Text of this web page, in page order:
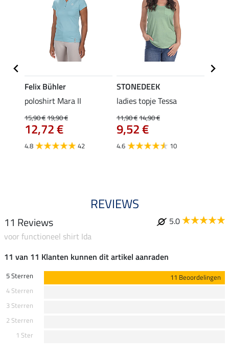
Felix Bühler
poloshirt Mara II
15,90 €19,90 €
12,72 €
4.8 42
STONEDEEK
ladies topje Tessa
11,90 €14,90 €
9,52 €
4.6 10
REVIEWS
11 Reviews
5.0
voor functioneel shirt Ida
11 van 11 Klanten kunnen dit artikel aanraden
5 Sterren
11 Beoordelingen
4 Sterren
3 Sterren
2 Sterren
1 Ster